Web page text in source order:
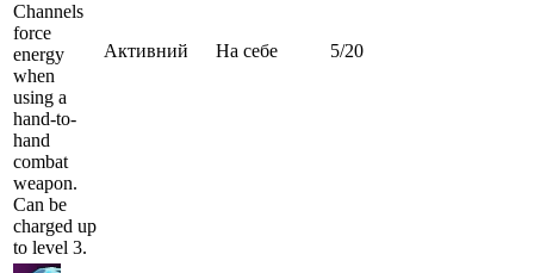
Channels
force
energy
when
using a
hand-to-
hand
combat
weapon.
Can be
charged up
to level 3.
Активний На себе 5/20